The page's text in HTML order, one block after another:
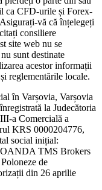
ca CFD-urile și Forex-
vă că înțelegeți
consiliere
site web nu se
sunt destinate
acestor informații
reglementările locale.
în Varșovia, Varșovia
la Judecătoria
a Comercială a
KRS 0000204776,
social inițial:
OANDA TMS Brokers
de
din 26 aprilie